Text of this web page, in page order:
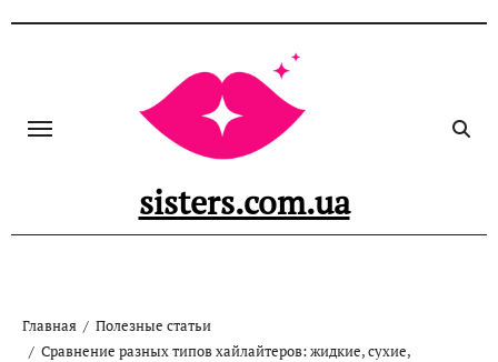
sisters.com.ua
Главная
Полезные статьи
Сравнение разных типов хайлайтеров: жидкие, сухие,